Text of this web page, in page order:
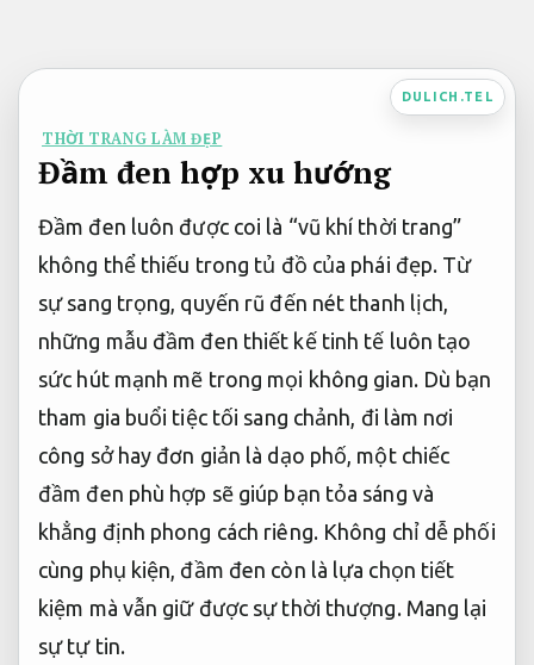
nội
dung
DULICH.TEL
THỜI TRANG LÀM ĐẸP
Đầm đen hợp xu hướng
Đầm đen luôn được coi là “vũ khí thời trang”
không thể thiếu trong tủ đồ của phái đẹp. Từ
sự sang trọng, quyến rũ đến nét thanh lịch,
những mẫu đầm đen thiết kế tinh tế luôn tạo
sức hút mạnh mẽ trong mọi không gian. Dù bạn
tham gia buổi tiệc tối sang chảnh, đi làm nơi
công sở hay đơn giản là dạo phố, một chiếc
đầm đen phù hợp sẽ giúp bạn tỏa sáng và
khẳng định phong cách riêng. Không chỉ dễ phối
cùng phụ kiện, đầm đen còn là lựa chọn tiết
kiệm mà vẫn giữ được sự thời thượng. Mang lại
sự tự tin.